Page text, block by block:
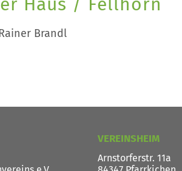
Brandl
VEREINSHEIM
Arnstorferstr. 11a